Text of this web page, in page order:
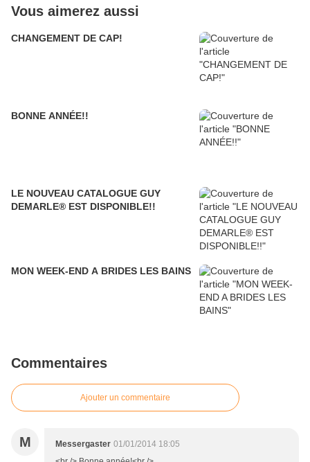
Vous aimerez aussi
CHANGEMENT DE CAP!
BONNE ANNÉE!!
LE NOUVEAU CATALOGUE GUY
DEMARLE® EST DISPONIBLE!!
MON WEEK-END A BRIDES LES BAINS
Commentaires
Ajouter un commentaire
M Messergaster 01/01/2014 18:05